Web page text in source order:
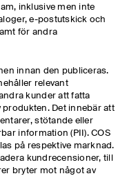
inklusive men inte
e-postutskick och
för andra
innan den publiceras.
relevant
kunder att fatta
Det innebär att
stötande eller
information (PII). COS
på respektive marknad.
kundrecensioner, till
bryter mot något av